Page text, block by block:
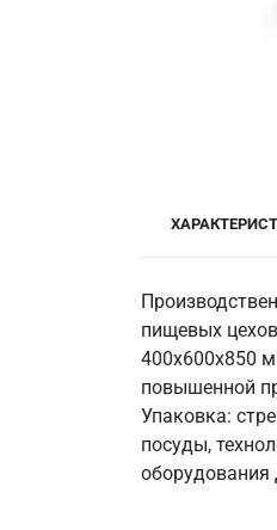
пищевых
400x600x850
повышенной
Упаковка:
посуды,
оборудования